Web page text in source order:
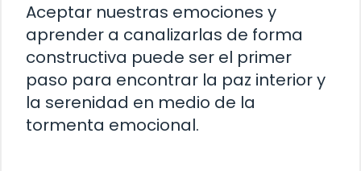
Aceptar nuestras emociones y
aprender a canalizarlas de forma
constructiva puede ser el primer
paso para encontrar la paz interior y
la serenidad en medio de la
tormenta emocional.